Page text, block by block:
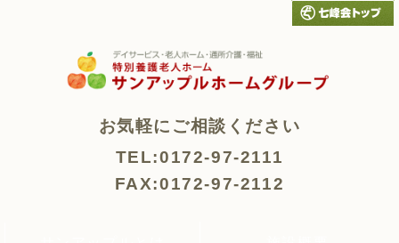
お気軽にご相談ください
TEL:0172-97-2111
FAX:0172-97-2112